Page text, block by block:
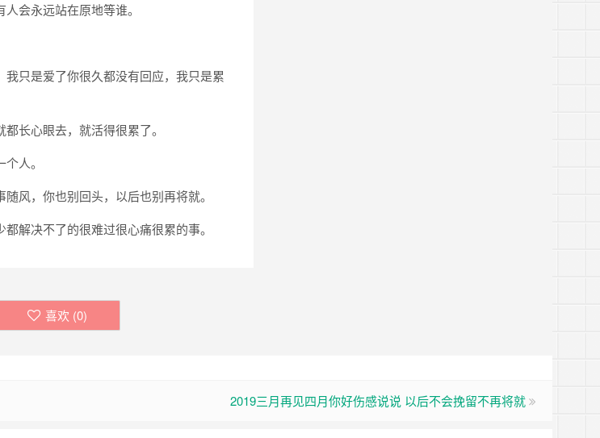
会永远站在原地等谁。
只是爱了你很久都没有回应，我只是累
长心眼去，就活得很累了。
人。
风，你也别回头，以后也别再将就。
解决不了的很难过很心痛很累的事。
喜欢 (0)
2019三月再见四月你好伤感说说 以后不会挽留不再将就